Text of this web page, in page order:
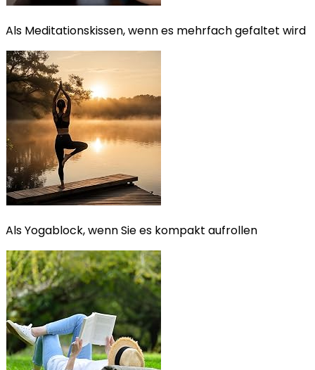
Als Meditationskissen, wenn es mehrfach gefaltet wird
Als Yogablock, wenn Sie es kompakt aufrollen